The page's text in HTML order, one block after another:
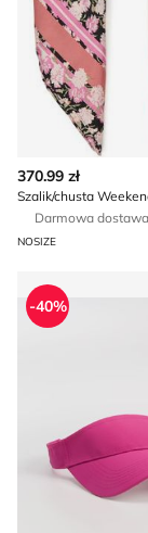
370.99 zł
Szalik/chusta
Darmowa dostawa
NOSIZE
Czapka z
-40%